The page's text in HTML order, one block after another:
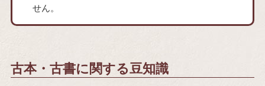
せん。
古本・古書に関する豆知識